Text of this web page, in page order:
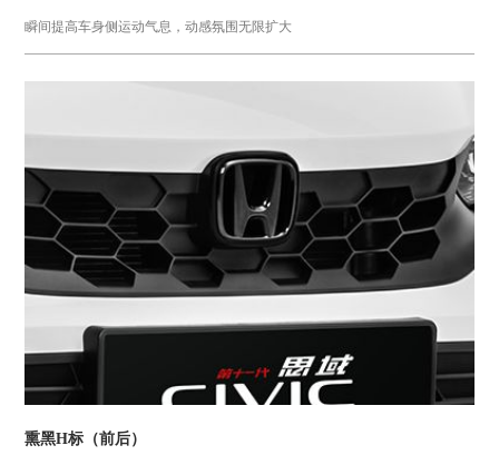
瞬间提高车身侧运动气息，动感氛围无限扩大
熏黑H标（前后）